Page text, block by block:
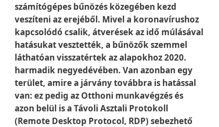
számítógépes bűnözés közegében kezd
veszíteni az erejéből. Mivel a koronavírushoz
kapcsolódó csalik, átverések az idő múlásával
hatásukat vesztették, a bűnözők szemmel
láthatóan visszatértek az alapokhoz 2020.
harmadik negyedévében. Van azonban egy
terület, amire a járvány továbbra is hatással
van: ez pedig az Otthoni munkavégzés és
azon belül is a Távoli Asztali Protokoll
(Remote Desktop Protocol, RDP) sebezhető